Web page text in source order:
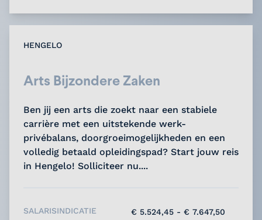
HENGELO
Arts Bijzondere Zaken
Ben jij een arts die zoekt naar een stabiele
carrière met een uitstekende werk-
privébalans, doorgroeimogelijkheden en een
volledig betaald opleidingspad? Start jouw reis
in Hengelo! Solliciteer nu....
SALARISINDICATIE
€ 5.524,45 - € 7.647,50